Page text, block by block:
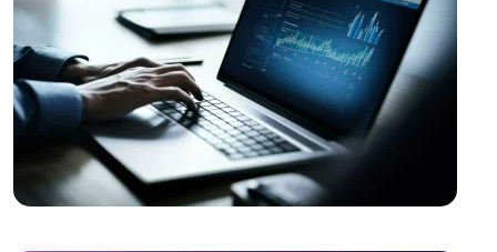
SEO Link Oluşturma Stratejileri ve Önemi
Yemek Servisi İçin Logo Tasarımı: Profesyonel ve
Etkileyici Marka Kimliği Oluşturma
SEO Meta Açıklama Optimizasyonu Nedir ve Neden
Önemlidir?